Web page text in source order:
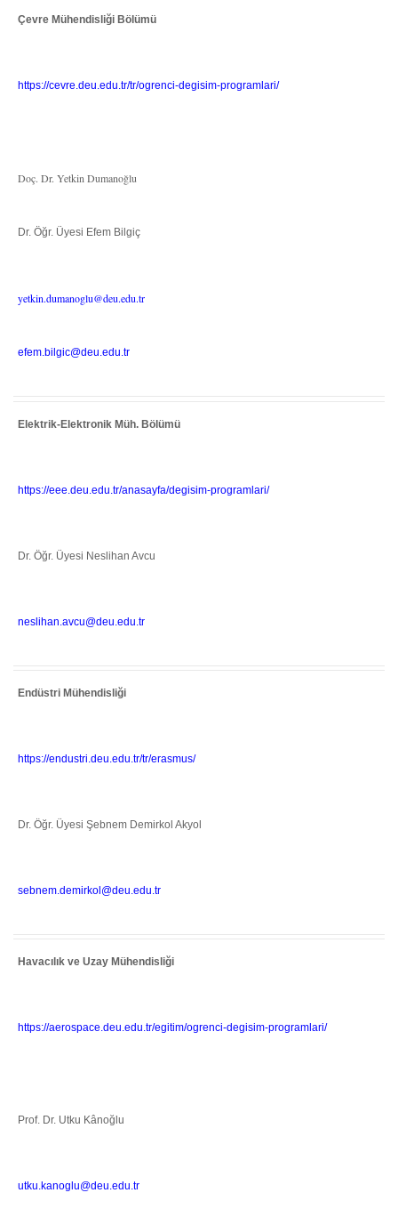
Çevre Mühendisliği Bölümü
https://cevre.deu.edu.tr/tr/ogrenci-degisim-programlari/
Doç. Dr. Yetkin Dumanoğlu
Dr. Öğr. Üyesi Efem Bilgiç
yetkin.dumanoglu@deu.edu.tr
efem.bilgic@deu.edu.tr
Elektrik-Elektronik Müh. Bölümü
https://eee.deu.edu.tr/anasayfa/degisim-programlari/
Dr. Öğr. Üyesi Neslihan Avcu
neslihan.avcu@deu.edu.tr
Endüstri Mühendisliği
https://endustri.deu.edu.tr/tr/erasmus/
Dr. Öğr. Üyesi Şebnem Demirkol Akyol
sebnem.demirkol@deu.edu.tr
Havacılık ve Uzay Mühendisliği
https://aerospace.deu.edu.tr/egitim/ogrenci-degisim-programlari/
Prof. Dr. Utku Kânoğlu
utku.kanoglu@deu.edu.tr